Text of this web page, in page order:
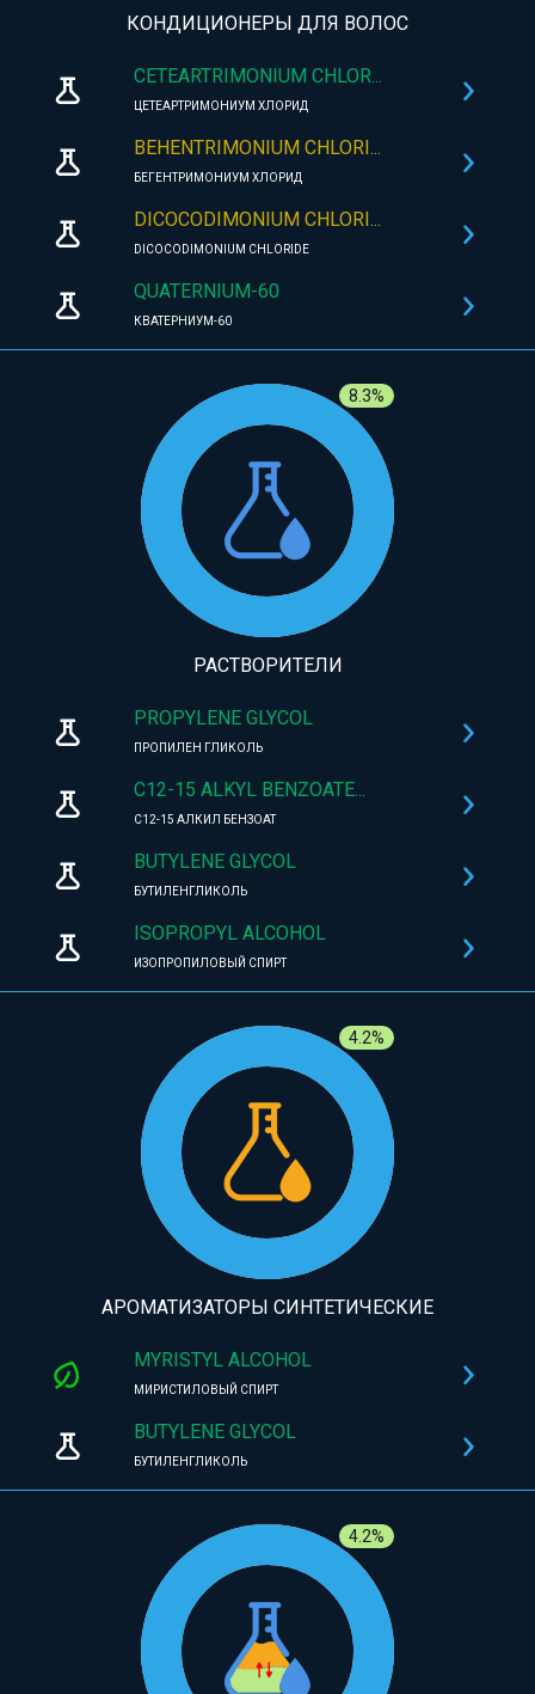
КОНДИЦИОНЕРЫ ДЛЯ ВОЛОС
CETEARTRIMONIUM CHLOR...
ЦЕТЕАРТРИМОНИУМ ХЛОРИД
BEHENTRIMONIUM CHLORI...
БЕГЕНТРИМОНИУМ ХЛОРИД
DICOCODIMONIUM CHLORI...
DICOCODIMONIUM CHLORIDE
QUATERNIUM-60
КВАТЕРНИУМ-60
8.3%
РАСТВОРИТЕЛИ
PROPYLENE GLYCOL
ПРОПИЛЕН ГЛИКОЛЬ
C12-15 ALKYL BENZOATE...
C12-15 АЛКИЛ БЕНЗОАТ
BUTYLENE GLYCOL
БУТИЛЕНГЛИКОЛЬ
ISOPROPYL ALCOHOL
ИЗОПРОПИЛОВЫЙ СПИРТ
4.2%
АРОМАТИЗАТОРЫ СИНТЕТИЧЕСКИЕ
MYRISTYL ALCOHOL
МИРИСТИЛОВЫЙ СПИРТ
BUTYLENE GLYCOL
БУТИЛЕНГЛИКОЛЬ
4.2%